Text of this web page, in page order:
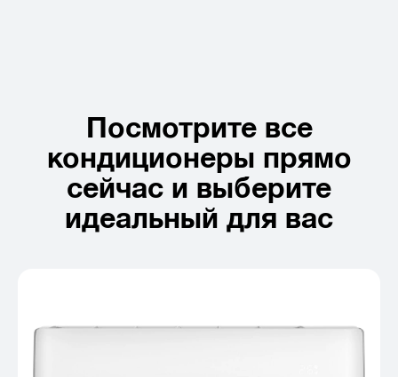
Посмотрите все
кондиционеры прямо
сейчас и выберите
идеальный для вас